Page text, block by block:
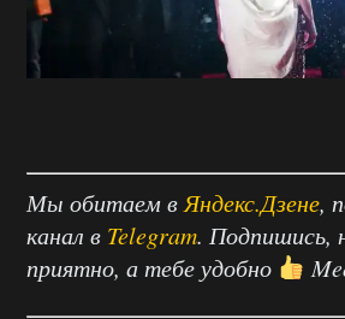
Мы обитаем в Яндекс.Дзене,
канал в Telegram. Подпишись,
приятно, а тебе удобно